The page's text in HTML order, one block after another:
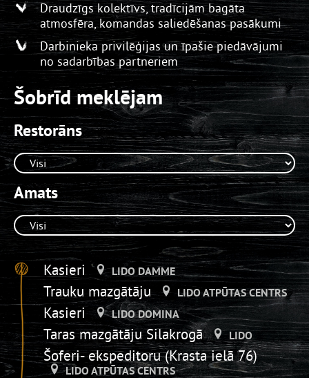
Draudzīgs kolektīvs, tradīcijām bagāta
atmosfēra, komandas saliedēšanas pasākumi
Darbinieka privilēģijas un īpašie piedāvājumi
no sadarbības partneriem
Šobrīd meklējam
Restorāns
Amats
Kasieri LIDO DAMME
Trauku mazgātāju LIDO ATPŪTAS CENTRS
Kasieri LIDO DOMINA
Taras mazgātāju Silakrogā LIDO
Šoferi- ekspeditoru (Krasta ielā 76)
LIDO ATPŪTAS CENTRS